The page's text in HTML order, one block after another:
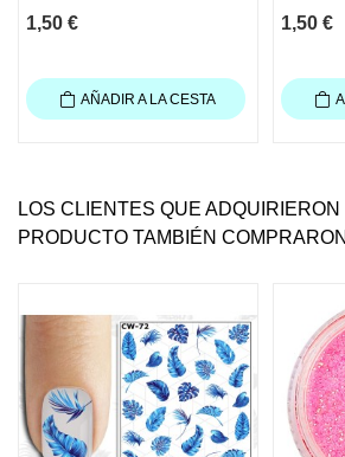
1,50 €
AÑADIR A LA CESTA
1,50 €
LOS CLIENTES QUE ADQUIRIERON
PRODUCTO TAMBIÉN